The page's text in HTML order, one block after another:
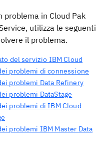
problema in Cloud Pak
utilizza le seguenti
il problema.
del servizio IBM Cloud
problemi di connessione
problemi Data Refinery
problemi DataStage
problemi di IBM Cloud
problemi IBM Master Data